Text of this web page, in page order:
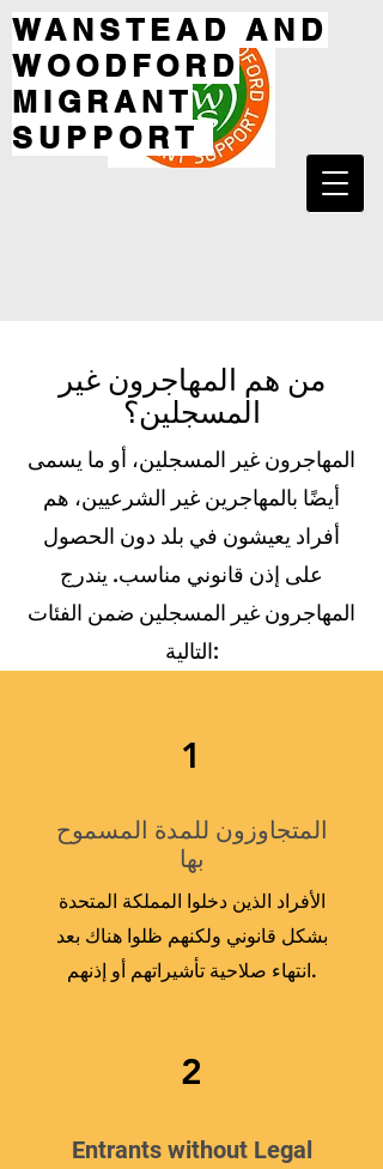
WANSTEAD AND
WOODFORD
MIGRANT
SUPPORT
من هم المهاجرون غير
المسجلين؟
المهاجرون غير المسجلين، أو ما يسمى
أيضًا بالمهاجرين غير الشرعيين، هم
أفراد يعيشون في بلد دون الحصول
على إذن قانوني مناسب. يندرج
المهاجرون غير المسجلين ضمن الفئات
التالية:
1
المتجاوزون للمدة المسموح
بها
الأفراد الذين دخلوا المملكة المتحدة
بشكل قانوني ولكنهم ظلوا هناك بعد
انتهاء صلاحية تأشيراتهم أو إذنهم.
2
Entrants without Legal